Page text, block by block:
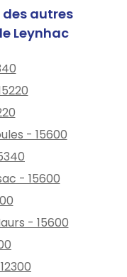
autres
Leynhac
- 15600
- 15600
- 15600